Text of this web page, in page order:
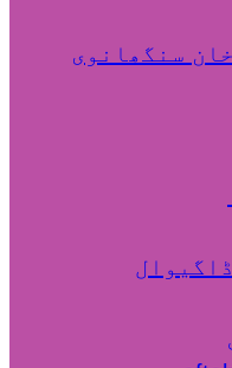
سنگھانوی